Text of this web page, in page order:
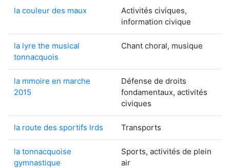
la couleur des maux
Activités civiques,
information civique
la lyre the musical
tonnacquois
Chant choral, musique
la mmoire en marche
2015
Défense de droits
fondamentaux, activités
civiques
la route des sportifs lrds Transports
la tonnacquoise
gymnastique
Sports, activités de plein
air